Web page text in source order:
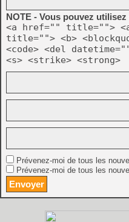
NOTE - Vous pouvez
<a href="" title="">
title=""> <b>
<code> <del
<s> <strike> <strong>
Prévenez-moi de tous les
Prévenez-moi de tous les